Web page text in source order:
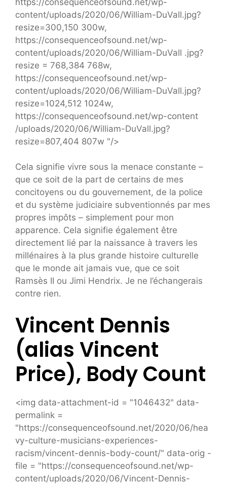
content/uploads/2020/06/William-DuVall.jpg?
resize=300,150 300w,
https://consequenceofsound.net/wp-
content/uploads/2020/06/William-DuVall .jpg?
resize = 768,384 768w,
https://consequenceofsound.net/wp-
content/uploads/2020/06/William-DuVall.jpg?
resize=1024,512 1024w,
https://consequenceofsound.net/wp-content
/uploads/2020/06/William-DuVall.jpg?
resize=807,404 807w "/>
Cela signifie vivre sous la menace constante –
que ce soit de la part de certains de mes
concitoyens ou du gouvernement, de la police
et du système judiciaire subventionnés par mes
propres impôts – simplement pour mon
apparence. Cela signifie également être
directement lié par la naissance à travers les
millénaires à la plus grande histoire culturelle
que le monde ait jamais vue, que ce soit
Ramsès II ou Jimi Hendrix. Je ne l’échangerais
contre rien.
Vincent Dennis
(alias Vincent
Price), Body Count
<img data-attachment-id = "1046432" data-
permalink =
"https://consequenceofsound.net/2020/06/hea
vy-culture-musicians-experiences-
racism/vincent-dennis-body-count/" data-orig -
file = "https://consequenceofsound.net/wp-
content/uploads/2020/06/Vincent-Dennis-